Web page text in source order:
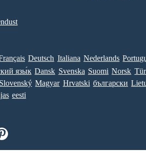
Deutsch Italiana Nederlands
язы́к Dansk Svenska Suomi Norsk
Slovenský Magyar Hrvatski български
eesti